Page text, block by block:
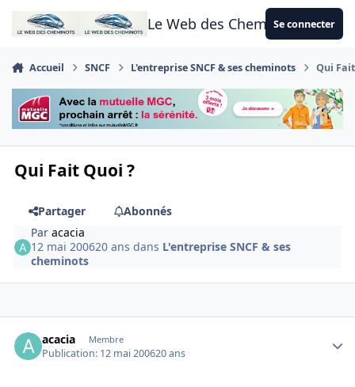
Aller au contenu
Le Web des CheminotsSe connecter
Accueil SNCF L'entreprise SNCF & ses cheminots Qui
Qui Fait Quoi ?
Partager
Abonnés
Paracacia
12 mai 200620 ans dans L'entreprise SNCF & ses
cheminots
acacia Membre
Publication: 12 mai 200620 ans